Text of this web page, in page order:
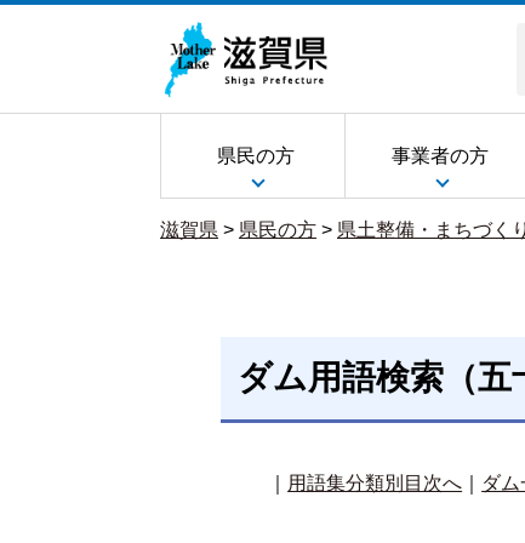
県民の方 事業者の方
滋賀県 > 県民の方 > 県土整備・まちづくり
ダム用語検索（五
用語集分類別目次へ ダム